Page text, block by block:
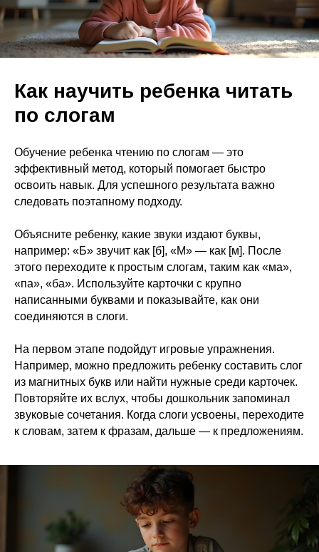
Как научить ребенка читать
по слогам
Обучение ребенка чтению по слогам — это
эффективный метод, который помогает быстро
освоить навык. Для успешного результата важно
следовать поэтапному подходу.
Объясните ребенку, какие звуки издают буквы,
например: «Б» звучит как [б], «М» — как [м]. После
этого переходите к простым слогам, таким как «ма»,
«па», «ба». Используйте карточки с крупно
написанными буквами и показывайте, как они
соединяются в слоги.
На первом этапе подойдут игровые упражнения.
Например, можно предложить ребенку составить слог
из магнитных букв или найти нужные среди карточек.
Повторяйте их вслух, чтобы дошкольник запоминал
звуковые сочетания. Когда слоги усвоены, переходите
к словам, затем к фразам, дальше — к предложениям.